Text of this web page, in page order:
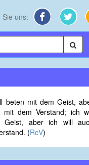
Sie uns:
beten mit dem Geist,
dem Verstand; ich
Geist, aber ich will
(RcV)